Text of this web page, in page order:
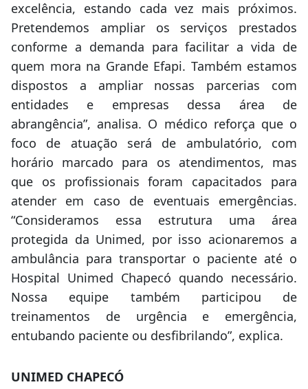
excelência, estando cada vez mais próximos.
Pretendemos ampliar os serviços prestados
conforme a demanda para facilitar a vida de
quem mora na Grande Efapi. Também estamos
dispostos a ampliar nossas parcerias com
entidades e empresas dessa área de
abrangência”, analisa. O médico reforça que o
foco de atuação será de ambulatório, com
horário marcado para os atendimentos, mas
que os profissionais foram capacitados para
atender em caso de eventuais emergências.
“Consideramos essa estrutura uma área
protegida da Unimed, por isso acionaremos a
ambulância para transportar o paciente até o
Hospital Unimed Chapecó quando necessário.
Nossa equipe também participou de
treinamentos de urgência e emergência,
entubando paciente ou desfibrilando”, explica.
UNIMED CHAPECÓ